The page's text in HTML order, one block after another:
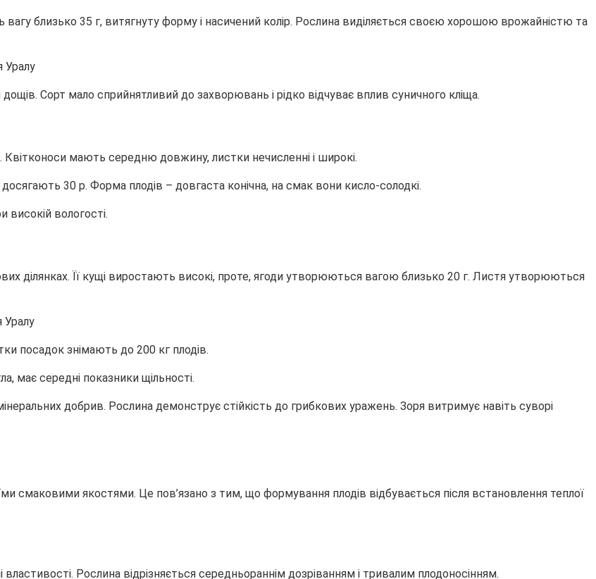
близько 35 г, витягнуту форму і насичений колір. Рослина виділяється своєю хорошою врожайністю та
Сорт мало сприйнятливий до захворювань і рідко відчуває вплив суничного кліща.
мають середню довжину, листки нечисленні і широкі.
30 р. Форма плодів – довгаста конічна, на смак вони кисло-солодкі.
високій вологості.
ділянках. Її кущі виростають високі, проте, ягоди утворюються вагою близько 20 г. Листя утворюються
посадок знімають до 200 кг плодів.
має середні показники щільності.
добрив. Рослина демонструє стійкість до грибкових уражень. Зоря витримує навіть суворі
смаковими якостями. Це пов’язано з тим, що формування плодів відбувається після встановлення теплої
Рослина відрізняється середньораннім дозріванням і тривалим плодоносінням.